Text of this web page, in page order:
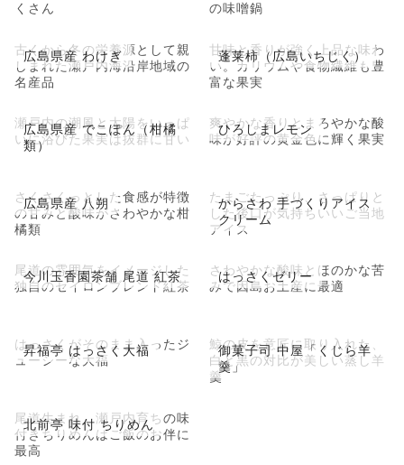
くさん
の味噌鍋
広島県産 わけぎ
古くから冬の栄養源として親
しまれた瀬戸内海沿岸地域の
名産品
蓬莱柿（広島いちじく）
甘味と香りが強く上品な味わ
い。カリウムや食物繊維も豊
富な果実
広島県産 でこぽん（柑橘
類）
瀬戸内の潮風と太陽をいっぱ
いに浴びた果実は抜群に甘い
ひろしまレモン
爽やかな香りとまろやかな酸
味が好評の黄金色に輝く果実
広島県産 八朔
さくさくっとした食感が特徴
の甘みと酸味がさわやかな柑
橘類
からさわ 手づくりアイス
クリーム
たまごたっぷり、さっぱりと
した後口が気持ちいいご当地
アイス
今川玉香園茶舗 尾道 紅茶
尾道の雰囲気をイメージした
独自のセイロンブレンド紅茶
はっさくゼリー
さわやかな酸味とほのかな苦
みで因島お土産に最適
昇福亭 はっさく大福
はっさくがそのまま入ったジ
ューシーな大福
御菓子司 中屋「くじら羊
羹」
鯨の皮を意匠に取り入れた、
白と黒の対比が美しい蒸し羊
羹
北前亭 味付 ちりめん
尾道生まれ、瀬戸内育ちの味
付きちりめんはご飯のお伴に
最高